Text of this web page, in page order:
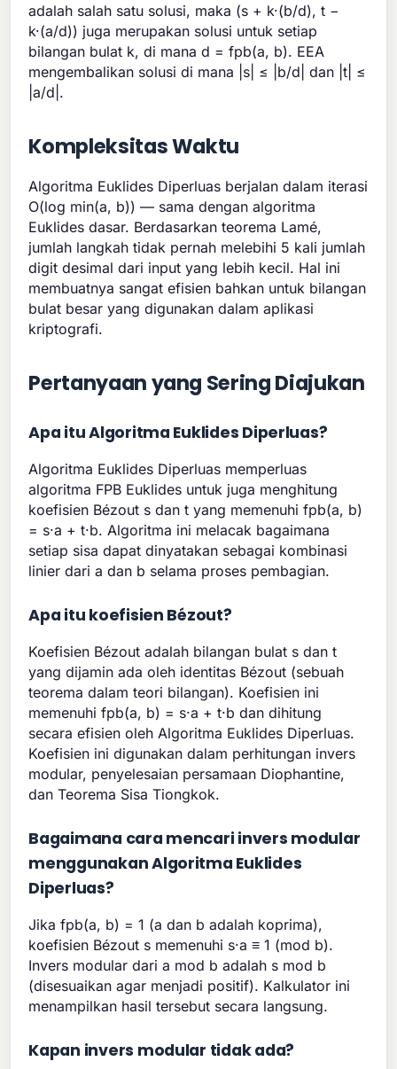
adalah salah satu solusi, maka (s + k·(b/d), t −
k·(a/d)) juga merupakan solusi untuk setiap
bilangan bulat k, di mana d = fpb(a, b). EEA
mengembalikan solusi di mana |s| ≤ |b/d| dan |t| ≤
|a/d|.
Kompleksitas Waktu
Algoritma Euklides Diperluas berjalan dalam iterasi
O(log min(a, b)) — sama dengan algoritma
Euklides dasar. Berdasarkan teorema Lamé,
jumlah langkah tidak pernah melebihi 5 kali jumlah
digit desimal dari input yang lebih kecil. Hal ini
membuatnya sangat efisien bahkan untuk bilangan
bulat besar yang digunakan dalam aplikasi
kriptografi.
Pertanyaan yang Sering Diajukan
Apa itu Algoritma Euklides Diperluas?
Algoritma Euklides Diperluas memperluas
algoritma FPB Euklides untuk juga menghitung
koefisien Bézout s dan t yang memenuhi fpb(a, b)
= s·a + t·b. Algoritma ini melacak bagaimana
setiap sisa dapat dinyatakan sebagai kombinasi
linier dari a dan b selama proses pembagian.
Apa itu koefisien Bézout?
Koefisien Bézout adalah bilangan bulat s dan t
yang dijamin ada oleh identitas Bézout (sebuah
teorema dalam teori bilangan). Koefisien ini
memenuhi fpb(a, b) = s·a + t·b dan dihitung
secara efisien oleh Algoritma Euklides Diperluas.
Koefisien ini digunakan dalam perhitungan invers
modular, penyelesaian persamaan Diophantine,
dan Teorema Sisa Tiongkok.
Bagaimana cara mencari invers modular
menggunakan Algoritma Euklides
Diperluas?
Jika fpb(a, b) = 1 (a dan b adalah koprima),
koefisien Bézout s memenuhi s·a ≡ 1 (mod b).
Invers modular dari a mod b adalah s mod b
(disesuaikan agar menjadi positif). Kalkulator ini
menampilkan hasil tersebut secara langsung.
Kapan invers modular tidak ada?